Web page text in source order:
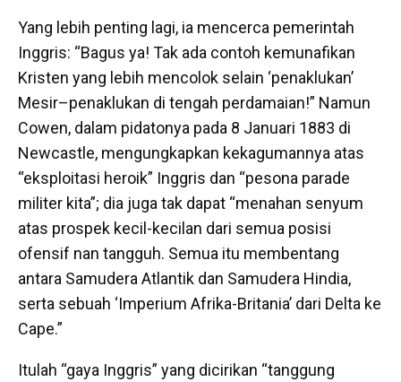
Yang lebih penting lagi, ia mencerca pemerintah
Inggris: “Bagus ya! Tak ada contoh kemunafikan
Kristen yang lebih mencolok selain ‘penaklukan’
Mesir–penaklukan di tengah perdamaian!” Namun
Cowen, dalam pidatonya pada 8 Januari 1883 di
Newcastle, mengungkapkan kekagumannya atas
“eksploitasi heroik” Inggris dan “pesona parade
militer kita”; dia juga tak dapat “menahan senyum
atas prospek kecil-kecilan dari semua posisi
ofensif nan tangguh. Semua itu membentang
antara Samudera Atlantik dan Samudera Hindia,
serta sebuah ‘Imperium Afrika-Britania’ dari Delta ke
Cape.”
Itulah “gaya Inggris” yang dicirikan “tanggung